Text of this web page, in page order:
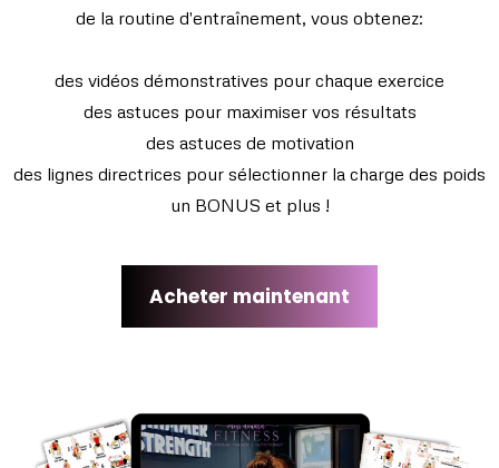
de la routine d'entraînement, vous obtenez:
des vidéos démonstratives pour chaque exercice
des astuces pour maximiser vos résultats
des astuces de motivation
des lignes directrices pour sélectionner la charge des poids
un BONUS et plus !
Acheter maintenant